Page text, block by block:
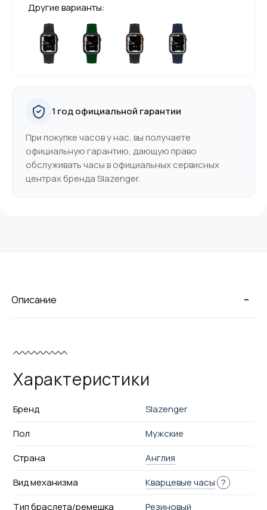
Другие варианты:
1 год официальной гарантии
При покупке часов у нас, вы получаете
официальную гарантию, дающую право
обслуживать часы в официальных сервисных
центрах бренда Slazenger.
-
Описание
Характеристики
Бренд
Slazenger
Пол
Мужские
Страна
Англия
Вид механизма
Кварцевые часы ?
Тип браслета/ремешка
Резиновый